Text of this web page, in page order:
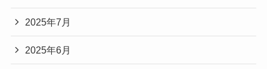
2025年7月
2025年6月